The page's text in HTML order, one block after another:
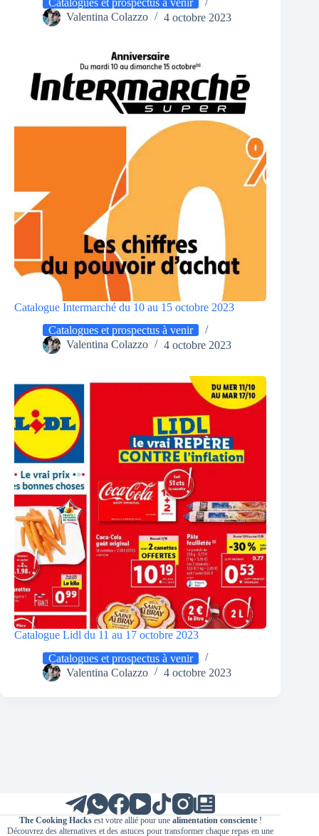
Catalogues et prospectus à venir
Valentina Colazzo
4 octobre 2023
Catalogue Intermarché du 10 au 15 octobre 2023
Catalogues et prospectus à venir
Valentina Colazzo
4 octobre 2023
Catalogue Lidl du 11 au 17 octobre 2023
Catalogues et prospectus à venir
Valentina Colazzo
4 octobre 2023
The Cooking Hacksest votre allié pour une alimentation consciente!
Découvrez des alternatives et des astuces pour transformer chaque repas en une